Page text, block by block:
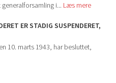
i... Læs mere
ER STADIG SUSPENDERET,
10. marts 1943, har besluttet,